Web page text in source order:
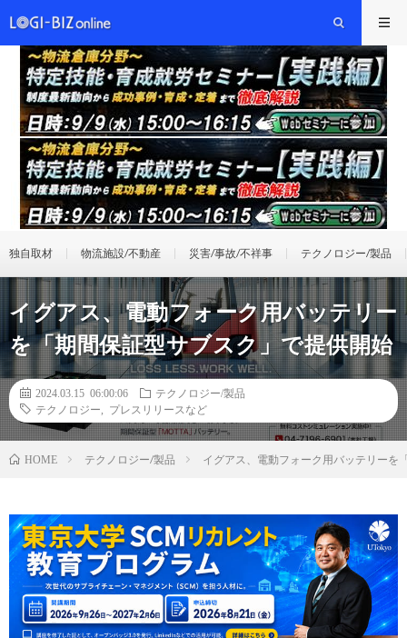
独自取材 物流施設/不動産 災害/事故/不祥事 テクノロジー/製品
イグアス、電動フォーク用バッテリー
を「期間保証型サブスク」で提供開始
2024.03.15 06:00:06
テクノロジー/製品
テクノロジー
プレスリリースなど
HOME テクノロジー/製品 イグアス、電動フォーク用バッテリーを